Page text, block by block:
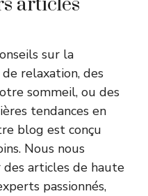
sur la
relaxation, des
sommeil, ou des
tendances en
blog est conçu
Nous nous
des articles de haute
passionnés,